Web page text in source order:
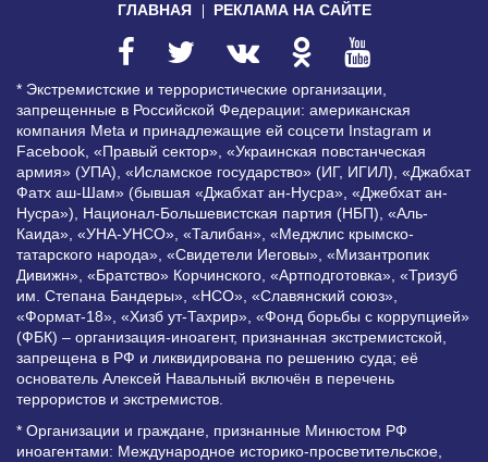
ГЛАВНАЯ РЕКЛАМА НА САЙТЕ
* Экстремистские и террористические организации,
запрещенные в Российской Федерации: американская
компания Meta и принадлежащие ей соцсети Instagram и
Facebook, «Правый сектор», «Украинская повстанческая
армия» (УПА), «Исламское государство» (ИГ, ИГИЛ), «Джабхат
Фатх аш-Шам» (бывшая «Джабхат ан-Нусра», «Джебхат ан-
Нусра»), Национал-Большевистская партия (НБП), «Аль-
Каида», «УНА-УНСО», «Талибан», «Меджлис крымско-
татарского народа», «Свидетели Иеговы», «Мизантропик
Дивижн», «Братство» Корчинского, «Артподготовка», «Тризуб
им. Степана Бандеры», «НСО», «Славянский союз»,
«Формат-18», «Хизб ут-Тахрир», «Фонд борьбы с коррупцией»
(ФБК) – организация-иноагент, признанная экстремистской,
запрещена в РФ и ликвидирована по решению суда; её
основатель Алексей Навальный включён в перечень
террористов и экстремистов.
* Организации и граждане, признанные Минюстом РФ
иноагентами: Международное историко-просветительское,